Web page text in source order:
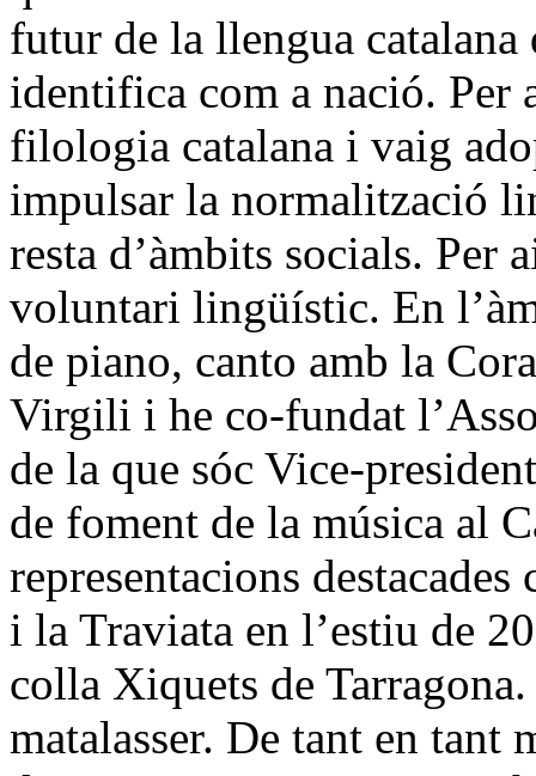
futur de la llengua
identifica com a nació.
filologia catalana i vaig
impulsar la normalització
resta d’àmbits socials. Per
voluntari lingüístic. En
de piano, canto amb la
Virgili i he co-fundat
de la que sóc Vice-
de foment de la música al
representacions
i la Traviata en l’estiu de
colla Xiquets de
matalasser. De tant en tant